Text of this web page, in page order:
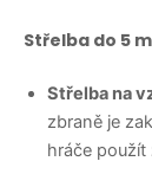
Střelba do 5
Střelba na
zbraně je
hráče použít